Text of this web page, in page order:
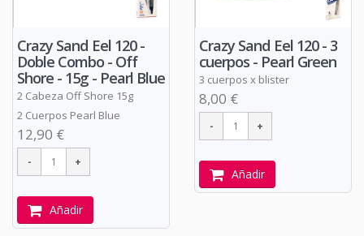
Crazy Sand Eel 120 -
Doble Combo - Off
Shore - 15g - Pearl Blue
2 Cabeza Off Shore 15g
2 Cuerpos Pearl Blue
12,90 €
Añadir
Crazy Sand Eel 120 - 3
cuerpos - Pearl Green
3 cuerpos x blister
8,00 €
Añadir